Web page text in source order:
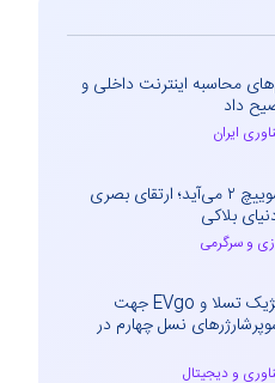
محاسبه اینترنت داخلی و
داد
ایران
ماینکرفت به سوییچ ۲ می‌آید؛ ارتقای بصری
بلاکی
و سرگرمی
همکاری استراتژیک تسلا و EVgo جهت
نسل چهارم در
و دیجیتال